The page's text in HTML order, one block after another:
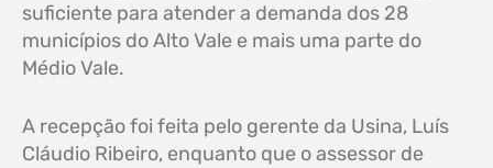
suficiente para atender a demanda dos 28
municípios do Alto Vale e mais uma parte do
Médio Vale.
A recepção foi feita pelo gerente da Usina, Luís
Cláudio Ribeiro, enquanto que o assessor de